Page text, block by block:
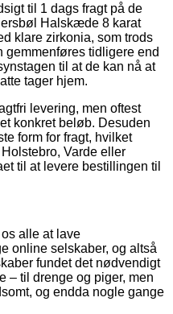
til 1 dags fragt på de
Halskæde 8 karat
klare zirkonia, som trods
gemmenføres tidligere end
til at de kan nå at
tager hjem.
levering, men oftest
konkret beløb. Desuden
form for fragt, hvilket
Varde eller
til at levere bestillingen til
alle at lave
online selskaber, og altså
fundet det nødvendigt
– til drenge og piger, men
og endda nogle gange